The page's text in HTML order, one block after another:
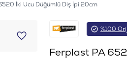
İki Ucu Düğümlü Diş İpi 20cm
%100
Ferplast PA